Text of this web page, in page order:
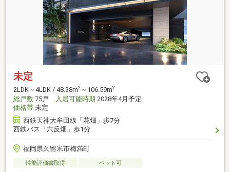
未定
2LDK～4LDK / 48.38m2 ～106.59m2
総戸数 75戸 入居可能時期 2028年4月予定
価格帯 未定
西鉄天神大牟田線「花畑」歩7分
西鉄バス「六反畑」歩1分
福岡県久留米市梅満町
性能評価書取得 ペット可